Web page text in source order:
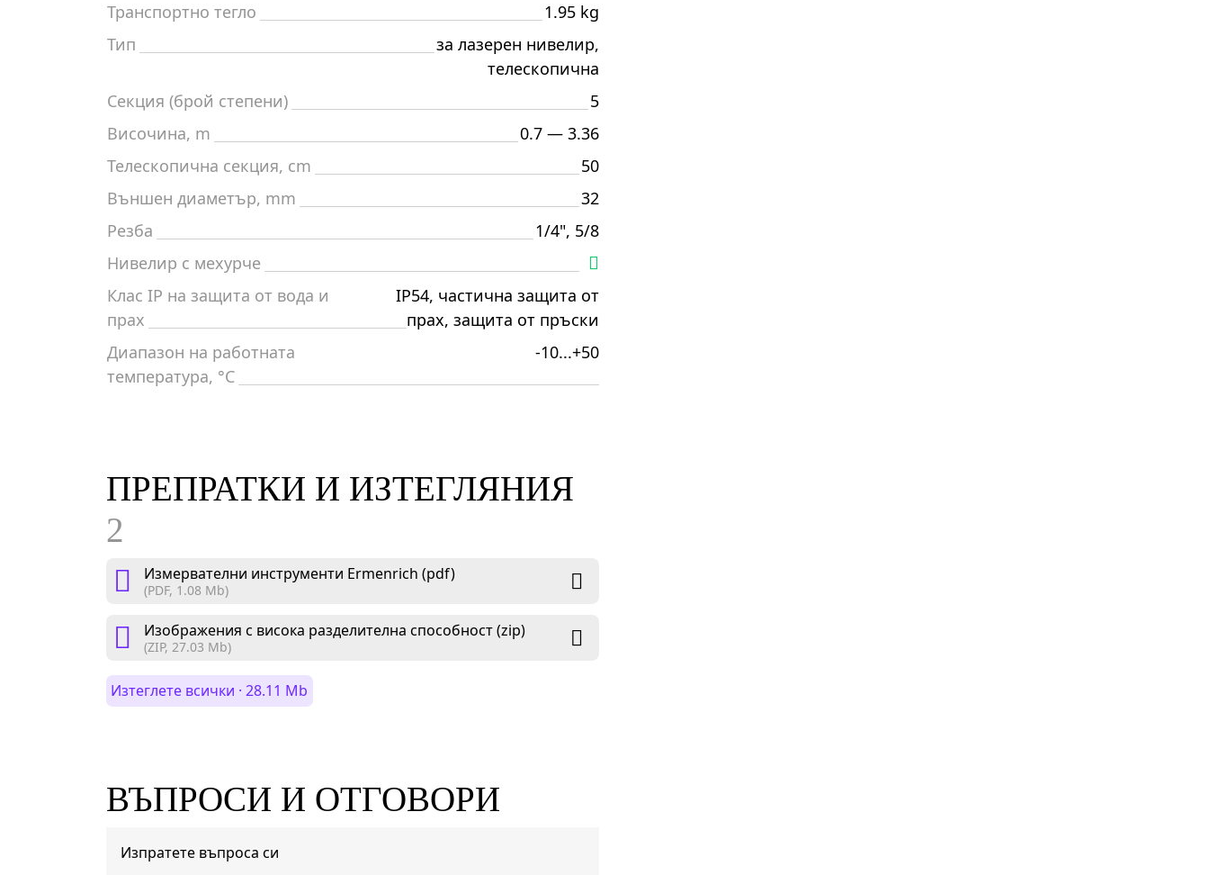
Транспортно тегло
1.95 kg
Тип
за лазерен нивелир,
телескопична
Секция (брой степени)
5
Височина, m
0.7 — 3.36
Телескопична секция, cm
50
Външен диаметър, mm
32
Резба
1/4", 5/8
Нивелир с мехурче
Клас IP на защита от вода и
прах
IP54, частична защита от
прах, защита от пръски
Диапазон на работната
температура, °C
-10...+50
ПРЕПРАТКИ И ИЗТЕГЛЯНИЯ
2
Измервателни инструменти Ermenrich (pdf)
(PDF, 1.08 Mb)
Изображения с висока разделителна способност (zip)
(ZIP, 27.03 Mb)
Изтеглете всички · 28.11 Mb
ВЪПРОСИ И ОТГОВОРИ
Изпратете въпроса си